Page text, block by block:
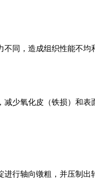
同，造成组织性能不均
少氧化皮（铁损）和表
行轴向镦粗，并压制出